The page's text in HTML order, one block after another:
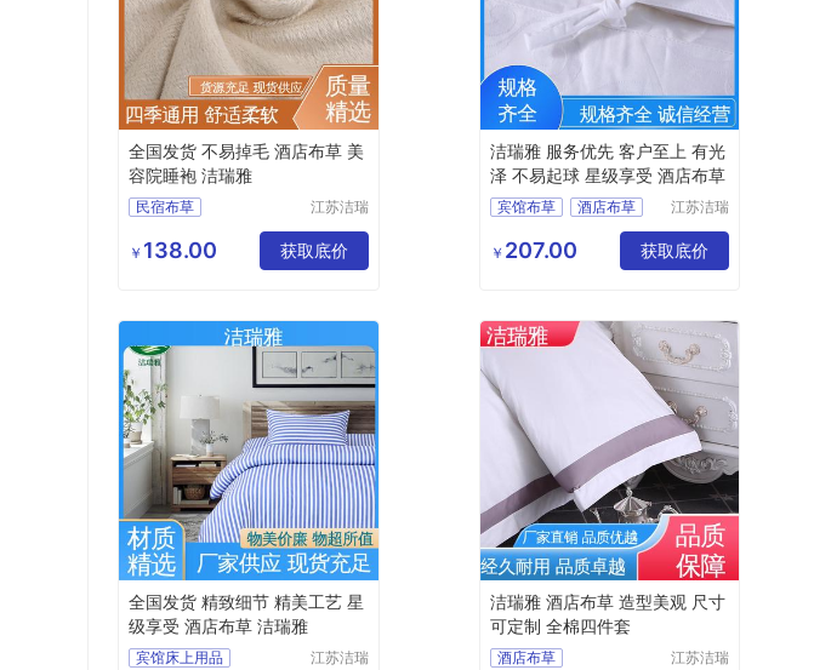
全国发货 不易掉毛 酒店布草 美
容院睡袍 洁瑞雅
民宿布草
客房布草
江苏洁瑞
有限公司
￥ 138.00 获取底价
洁瑞雅 服务优先 客户至上 有光
泽 不易起球 星级享受 酒店布草
宾馆布草
酒店布草
民宿布草
江苏洁瑞
有限公司
￥ 207.00 获取底价
全国发货 精致细节 精美工艺 星
级享受 酒店布草 洁瑞雅
宾馆床上用品
江苏洁瑞
洁瑞雅 酒店布草 造型美观 尺寸
可定制 全棉四件套
酒店布草
江苏洁瑞